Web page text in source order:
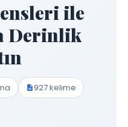
ile
Derinlik
927 kelime